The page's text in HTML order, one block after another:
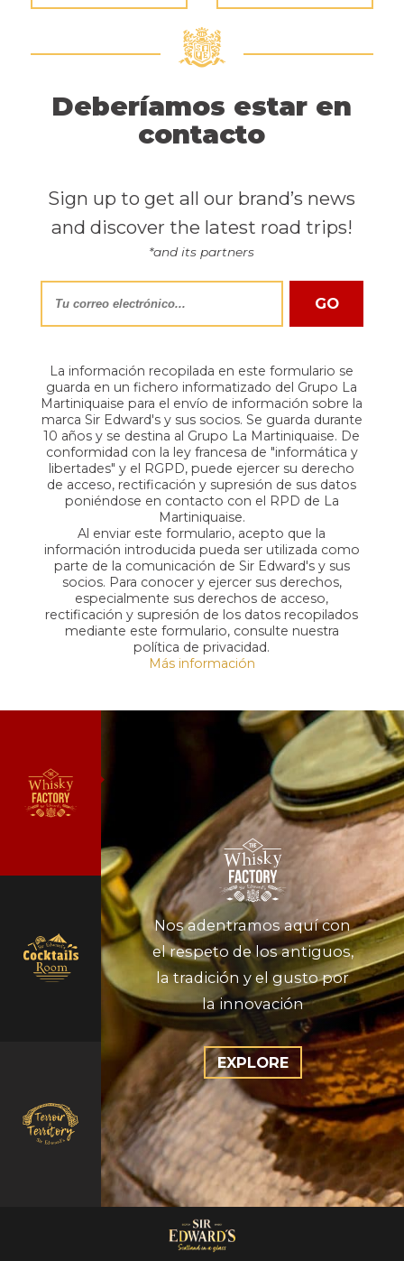
Deberíamos estar en
contacto
Sign up to get all our brand’s news
and discover the latest road trips!
*and its partners
La información recopilada en este formulario se
guarda en un fichero informatizado del Grupo La
Martiniquaise para el envío de información sobre la
marca Sir Edward's y sus socios. Se guarda durante
10 años y se destina al Grupo La Martiniquaise. De
conformidad con la ley francesa de "informática y
libertades" y el RGPD, puede ejercer su derecho
de acceso, rectificación y supresión de sus datos
poniéndose en contacto con el RPD de La
Martiniquaise.
Al enviar este formulario, acepto que la
información introducida pueda ser utilizada como
parte de la comunicación de Sir Edward's y sus
socios. Para conocer y ejercer sus derechos,
especialmente sus derechos de acceso,
rectificación y supresión de los datos recopilados
mediante este formulario, consulte nuestra
política de privacidad.
Más información
Nos adentramos aquí con
el respeto de los antiguos,
la tradición y el gusto por
la innovación
EXPLORE